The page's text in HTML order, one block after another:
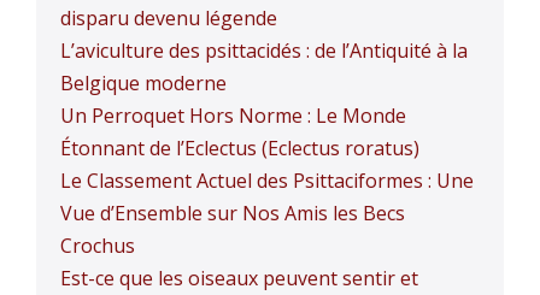
disparu devenu légende
L’aviculture des psittacidés : de l’Antiquité à la
Belgique moderne
Un Perroquet Hors Norme : Le Monde
Étonnant de l’Eclectus (Eclectus roratus)
Le Classement Actuel des Psittaciformes : Une
Vue d’Ensemble sur Nos Amis les Becs
Crochus
Est-ce que les oiseaux peuvent sentir et